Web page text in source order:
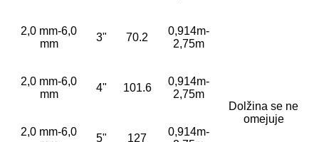
Dolžina se ne
omejuje
2,0 mm-6,0
mm
3" 70.2
0,914m-
2,75m
2,0 mm-6,0
mm
4" 101.6
0,914m-
2,75m
2,0 mm-6,0
5" 127
0,914m-